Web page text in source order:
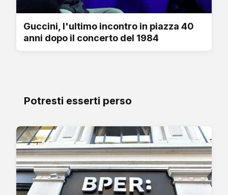
Guccini, l'ultimo incontro in piazza 40
anni dopo il concerto del 1984
Potresti esserti perso